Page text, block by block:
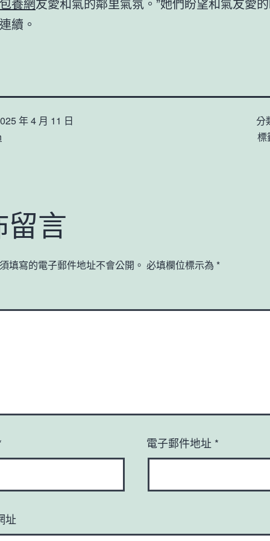
續。
年 4 月 11 日
分
留言
填寫的電子郵件地址不會公開。 必填欄位標示為 *
電子郵件地址 *
址